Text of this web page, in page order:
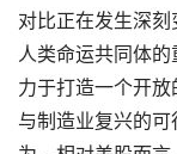
对比正在发生深刻
人类命运共同体
力于打造一个开
与制造业复兴的